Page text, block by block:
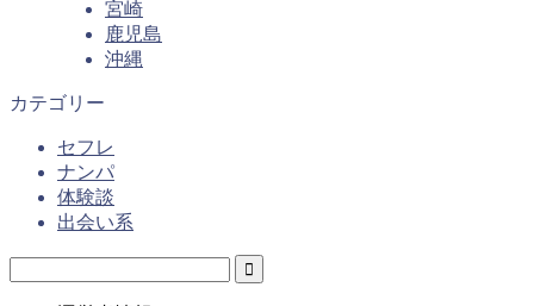
宮崎
鹿児島
沖縄
カテゴリー
セフレ
ナンパ
体験談
出会い系